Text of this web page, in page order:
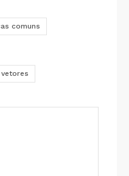
comuns